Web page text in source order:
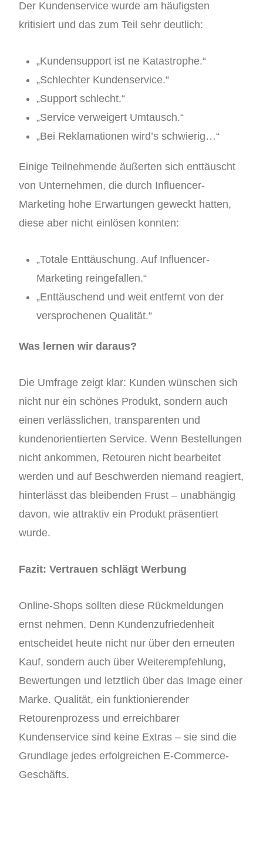
Der Kundenservice wurde am häufigsten
kritisiert und das zum Teil sehr deutlich:
„Kundensupport ist ne Katastrophe.“
„Schlechter Kundenservice.“
„Support schlecht.“
„Service verweigert Umtausch.“
„Bei Reklamationen wird’s schwierig…“
Einige Teilnehmende äußerten sich enttäuscht
von Unternehmen, die durch Influencer-
Marketing hohe Erwartungen geweckt hatten,
diese aber nicht einlösen konnten:
„Totale Enttäuschung. Auf Influencer-
Marketing reingefallen.“
„Enttäuschend und weit entfernt von der
versprochenen Qualität.“
Was lernen wir daraus?
Die Umfrage zeigt klar: Kunden wünschen sich
nicht nur ein schönes Produkt, sondern auch
einen verlässlichen, transparenten und
kundenorientierten Service. Wenn Bestellungen
nicht ankommen, Retouren nicht bearbeitet
werden und auf Beschwerden niemand reagiert,
hinterlässt das bleibenden Frust – unabhängig
davon, wie attraktiv ein Produkt präsentiert
wurde.
Fazit: Vertrauen schlägt Werbung
Online-Shops sollten diese Rückmeldungen
ernst nehmen. Denn Kundenzufriedenheit
entscheidet heute nicht nur über den erneuten
Kauf, sondern auch über Weiterempfehlung,
Bewertungen und letztlich über das Image einer
Marke. Qualität, ein funktionierender
Retourenprozess und erreichbarer
Kundenservice sind keine Extras – sie sind die
Grundlage jedes erfolgreichen E-Commerce-
Geschäfts.